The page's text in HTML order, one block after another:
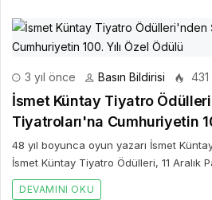
3 yıl önce Basın Bildirisi 431
İsmet Küntay Tiyatro
Tiyatroları'na Cumhuriyetin
48 yıl boyunca oyun yazarı İsmet
İsmet Küntay Tiyatro Ödülleri, 11 Aralık
DEVAMINI OKU